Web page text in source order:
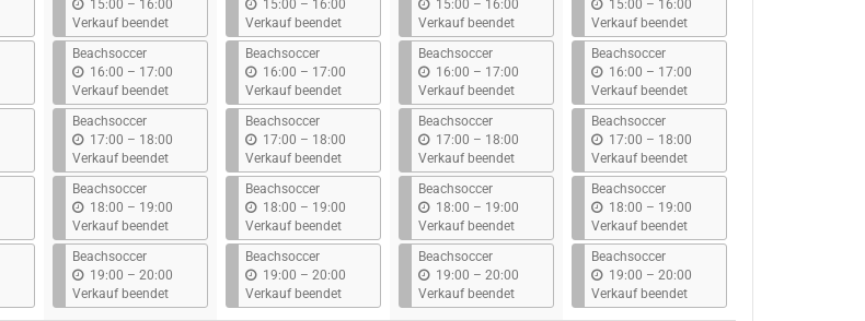
15:00 – b
i
s
16:00
Verkauf beendet
Beachsoccer
16:00 – b
i
s
17:00
Verkauf beendet
Beachsoccer
17:00 – b
i
s
18:00
Verkauf beendet
Beachsoccer
18:00 – b
i
s
19:00
Verkauf beendet
Beachsoccer
19:00 – b
i
s
20:00
Verkauf beendet
15:00 – b
i
s
16:00
Verkauf beendet
Beachsoccer
16:00 – b
i
s
17:00
Verkauf beendet
Beachsoccer
17:00 – b
i
s
18:00
Verkauf beendet
Beachsoccer
18:00 – b
i
s
19:00
Verkauf beendet
Beachsoccer
19:00 – b
i
s
20:00
Verkauf beendet
15:00 – b
i
s
16:00
Verkauf beendet
Beachsoccer
16:00 – b
i
s
17:00
Verkauf beendet
Beachsoccer
17:00 – b
i
s
18:00
Verkauf beendet
Beachsoccer
18:00 – b
i
s
19:00
Verkauf beendet
Beachsoccer
19:00 – b
i
s
20:00
Verkauf beendet
15:00 – b
i
s
16:00
Verkauf beendet
Beachsoccer
16:00 – b
i
s
17:00
Verkauf beendet
Beachsoccer
17:00 – b
i
s
18:00
Verkauf beendet
Beachsoccer
18:00 – b
i
s
19:00
Verkauf beendet
Beachsoccer
19:00 – b
i
s
20:00
Verkauf beendet